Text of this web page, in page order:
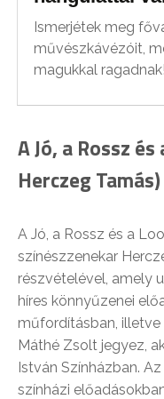
Ismerjétek meg
művészkávézóit,
magukkal ragadnak!
A Jó, a Rossz
Herczeg
A Jó, a Rossz és a
színészzenekar
részvételével, amely
híres könnyűzenei
műfordításban,
Máthé Zsolt jegyez,
István Színházban.
színházi